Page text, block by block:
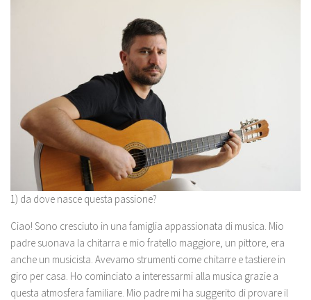
1) da dove nasce questa passione?
Ciao! Sono cresciuto in una famiglia appassionata di musica. Mio
padre suonava la chitarra e mio fratello maggiore, un pittore, era
anche un musicista. Avevamo strumenti come chitarre e tastiere in
giro per casa. Ho cominciato a interessarmi alla musica grazie a
questa atmosfera familiare. Mio padre mi ha suggerito di provare il